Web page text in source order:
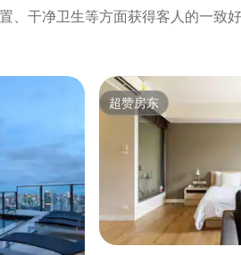
、干净卫生等方面获得客人的一致好
超赞房东
超赞房东